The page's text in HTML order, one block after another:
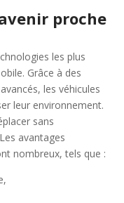
proche
les plus
Grâce à des
les véhicules
leur environnement.
sans
avantages
nombreux, tels que :